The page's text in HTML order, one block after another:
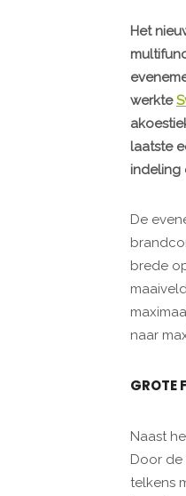
Het
werkte
laatste
indeling
De
brede
naar
GROTE
Naast
Door
telkens